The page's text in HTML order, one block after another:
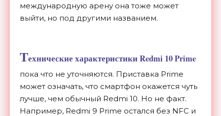
международную арену она тоже может
выйти, но под другими названием.
Технические характеристики Redmi 10 Prime
пока что не уточняются. Приставка Prime
может означать, что смартфон окажется чуть
лучше, чем обычный Redmi 10. Но не факт.
Например, Redmi 9 Prime остался без NFC и